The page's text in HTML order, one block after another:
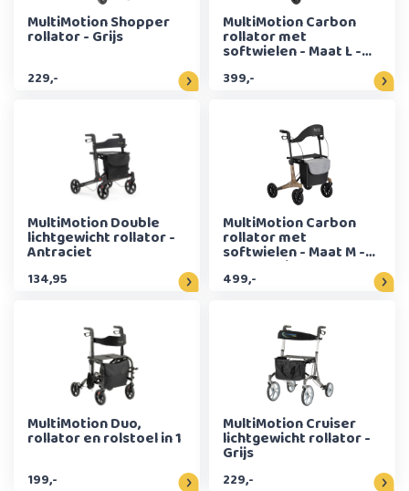
MultiMotion Shopper
rollator - Grijs
229,-
MultiMotion Carbon
rollator met
softwielen - Maat L -
399,-
MultiMotion Double
lichtgewicht rollator -
Antraciet
134,95
MultiMotion Carbon
rollator met
softwielen - Maat M -
Panterprint
499,-
MultiMotion Duo,
rollator en rolstoel in 1
199,-
MultiMotion Cruiser
lichtgewicht rollator -
Grijs
229,-